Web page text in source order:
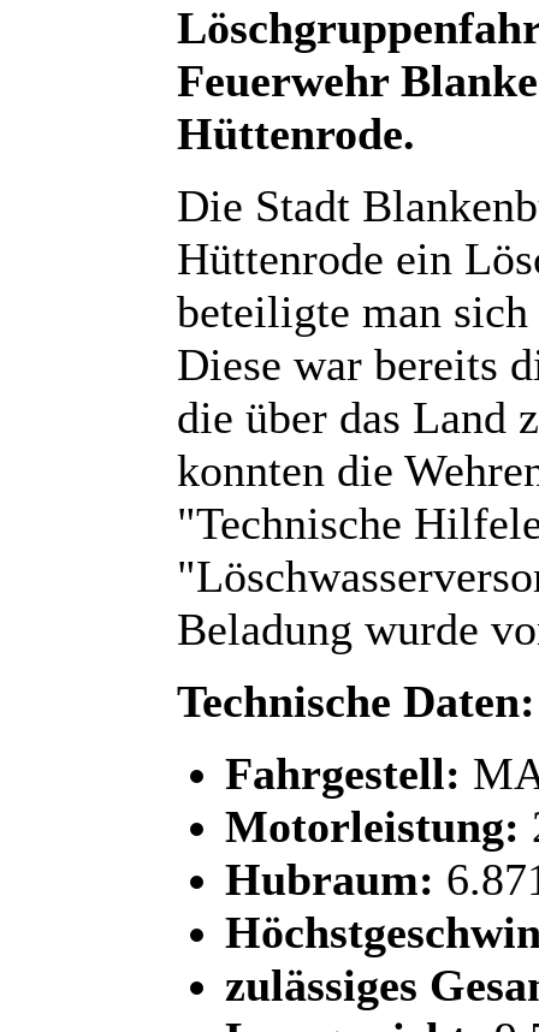
Feuerwehr
Hüttenrode.
Die Stadt
Hüttenrode ein
beteiligte man sich
Diese war bereits
die über das Land
konnten die
"Technische
Beladung wurde
Technische Daten:
Fahrgestell:
Motorleistung:
Hubraum:
zulässiges